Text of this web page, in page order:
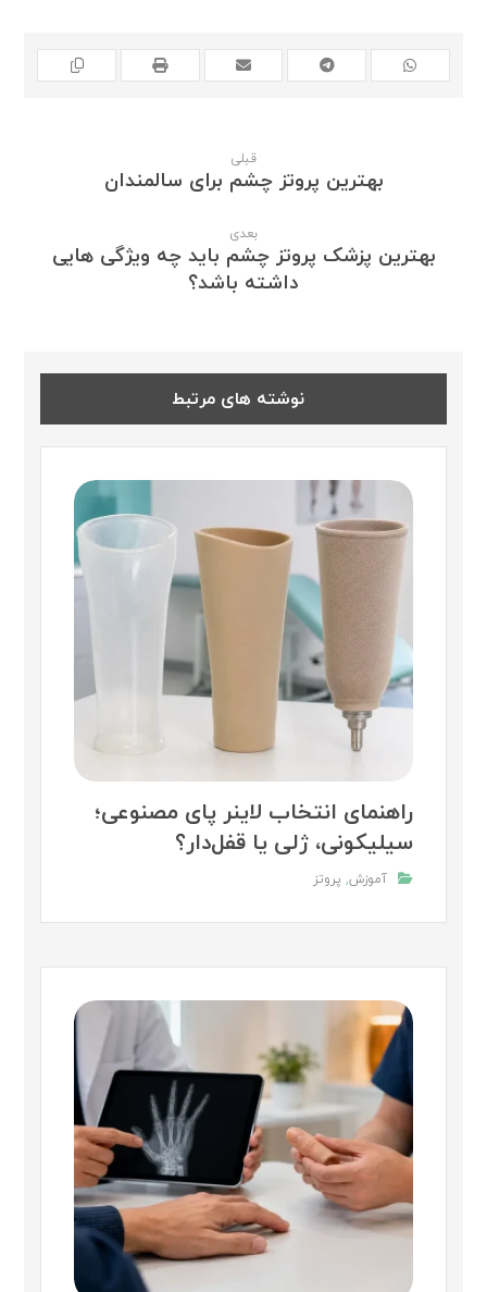
قبلی
بهترین پروتز چشم برای سالمندان
بعدی
بهترین پزشک پروتز چشم باید چه ویژگی هایی
داشته باشد؟
نوشته های مرتبط
راهنمای انتخاب لاینر پای مصنوعی؛
سیلیکونی، ژلی یا قفل‌دار؟
آموزش, پروتز